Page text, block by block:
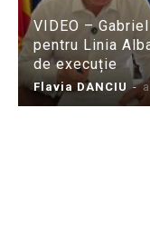
VIDEO –
pentru Linia
de execuție
Flavia DANCIU -